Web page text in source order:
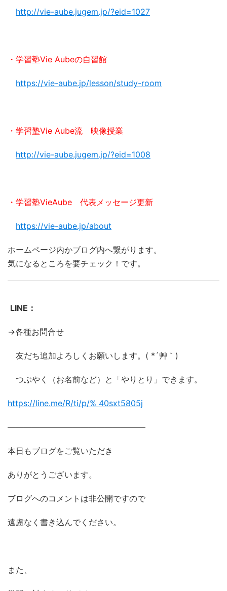
http://vie-aube.jugem.jp/?eid=1027
・学習塾Vie Aubeの自習館
https://vie-aube.jp/lesson/study-room
・学習塾Vie Aube流 映像授業
http://vie-aube.jugem.jp/?eid=1008
・学習塾VieAube 代表メッセージ更新
https://vie-aube.jp/about
ホームページ内かブログ内へ繋がります。
気になるところを要チェック！です。
LINE：
→各種お問合せ
友だち追加よろしくお願いします。( *´艸｀)
つぶやく（お名前など）と「やりとり」できます。
https://line.me/R/ti/p/% 40sxt5805j
―――――――――――――――――
本日もブログをご覧いただき
ありがとうございます。
ブログへのコメントは非公開ですので
遠慮なく書き込んでください。
また、